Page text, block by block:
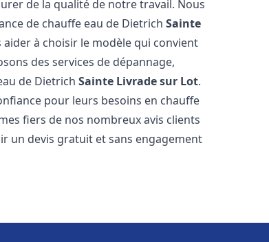
de la qualité de notre travail. Nous
de chauffe eau de DietrichSainte
à choisir le modèle qui convient
des services de dépannage,
de DietrichSainte Livrade sur Lot.
pour leurs besoins en chauffe
fiers de nos nombreux avis clients
un devis gratuit et sans engagement